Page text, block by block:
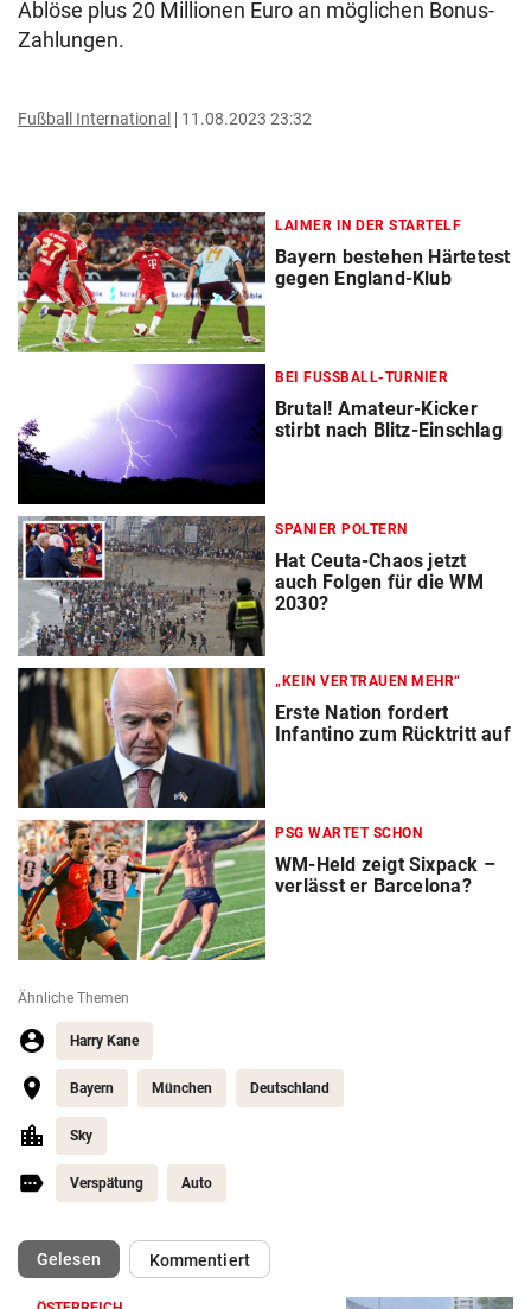
Ablöse plus 20 Millionen Euro an möglichen Bonus-
Zahlungen.
Fußball International 11.08.2023 23:32
LAIMER IN DER STARTELF
Bayern bestehen Härtetest
gegen England-Klub
BEI FUSSBALL-TURNIER
Brutal! Amateur-Kicker
stirbt nach Blitz-Einschlag
SPANIER POLTERN
Hat Ceuta-Chaos jetzt
auch Folgen für die WM
2030?
„KEIN VERTRAUEN MEHR“
Erste Nation fordert
Infantino zum Rücktritt auf
PSG WARTET SCHON
WM-Held zeigt Sixpack –
verlässt er Barcelona?
Ähnliche Themen
Harry Kane
Bayern München Deutschland
Sky
Verspätung Auto
Gelesen(ausgewählt)Kommentiert